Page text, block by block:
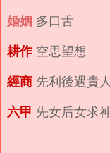
婚姻 多口
耕作空思望
經商 先利後遇貴
六甲 先女后女